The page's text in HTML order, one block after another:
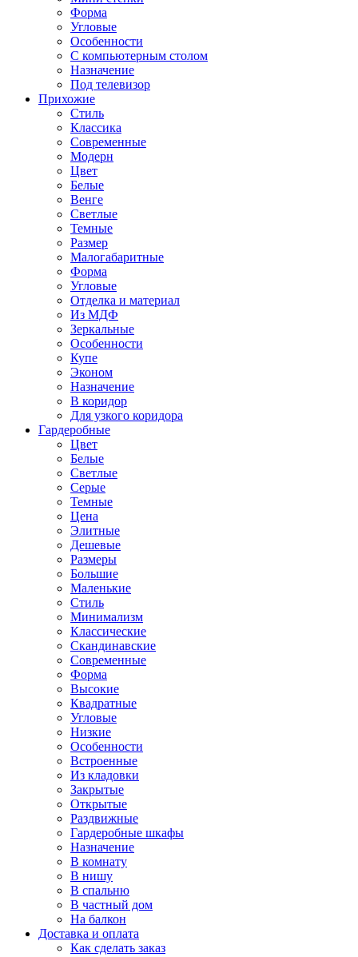
Форма
Угловые
Особенности
С компьютерным столом
Назначение
Под телевизор
Прихожие
Стиль
Классика
Современные
Модерн
Цвет
Белые
Венге
Светлые
Темные
Размер
Малогабаритные
Форма
Угловые
Отделка и материал
Из МДФ
Зеркальные
Особенности
Купе
Эконом
Назначение
В коридор
Для узкого коридора
Гардеробные
Цвет
Белые
Светлые
Серые
Темные
Цена
Элитные
Дешевые
Размеры
Большие
Маленькие
Стиль
Минимализм
Классические
Скандинавские
Современные
Форма
Высокие
Квадратные
Угловые
Низкие
Особенности
Встроенные
Из кладовки
Закрытые
Открытые
Раздвижные
Гардеробные шкафы
Назначение
В комнату
В нишу
В спальню
В частный дом
На балкон
Доставка и оплата
Как сделать заказ